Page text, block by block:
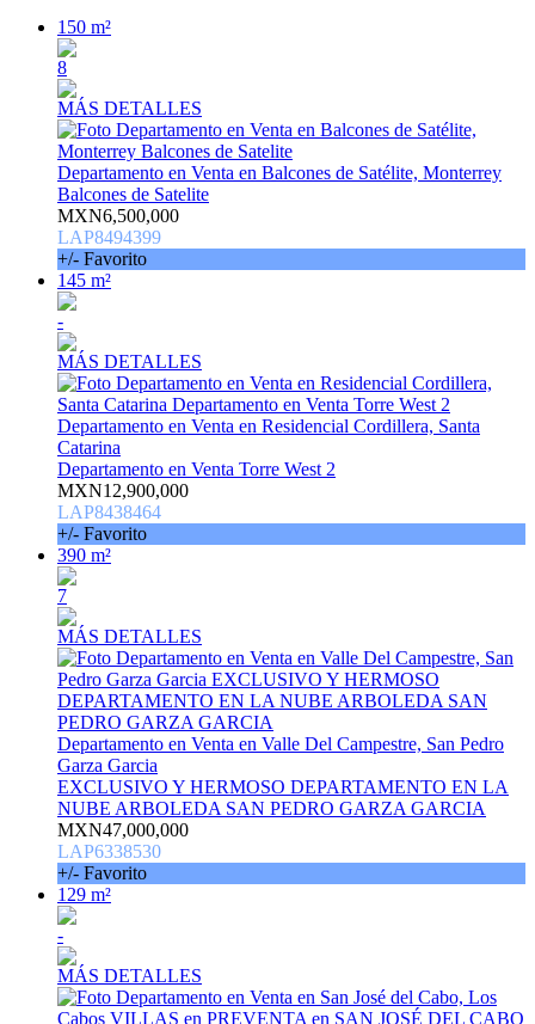
150 m²
8
MÁS DETALLES
Departamento en Venta en Balcones de Satélite, Monterrey
Balcones de Satelite
MXN6,500,000
LAP8494399
+/- Favorito
145 m²
-
MÁS DETALLES
Departamento en Venta en Residencial Cordillera, Santa
Catarina
Departamento en Venta Torre West 2
MXN12,900,000
LAP8438464
+/- Favorito
390 m²
7
MÁS DETALLES
Departamento en Venta en Valle Del Campestre, San Pedro
Garza Garcia
EXCLUSIVO Y HERMOSO DEPARTAMENTO EN LA
NUBE ARBOLEDA SAN PEDRO GARZA GARCIA
MXN47,000,000
LAP6338530
+/- Favorito
129 m²
-
MÁS DETALLES